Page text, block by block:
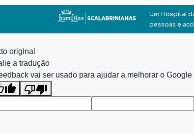
Um Hospital
pessoas e
original
a tradução
vai ser usado para ajudar a melhorar o Google